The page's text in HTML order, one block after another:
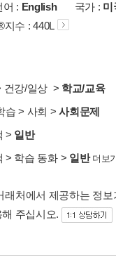
어 : English 국가 : 미
지수 : 440L
건강/일상 > 학교/교육
습 > 사회 >사회문제
> 일반
> 학습 동화> 일반 더보
래처에서 제공하는 정
주십시오.